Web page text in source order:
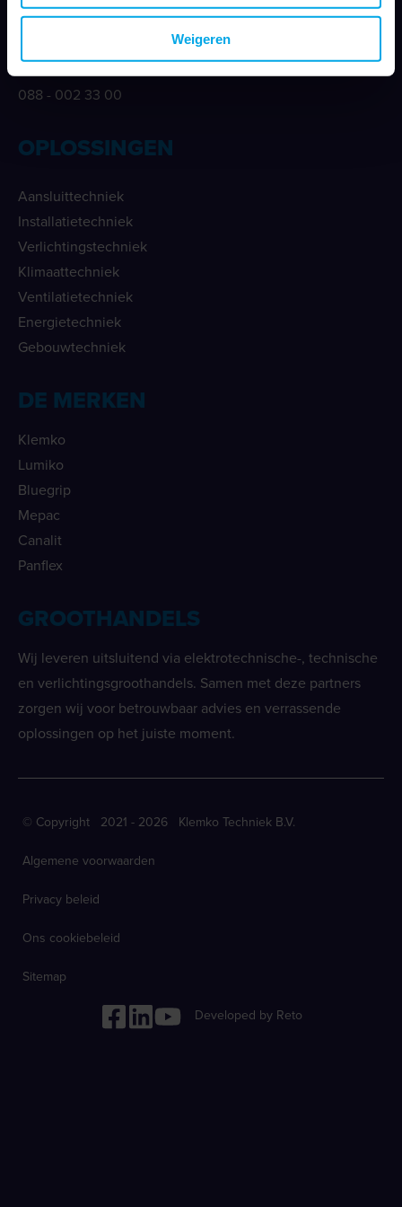
Weigeren
info@klemko.nl
088 - 002 33 00
OPLOSSINGEN
Aansluittechniek
Installatietechniek
Verlichtingstechniek
Klimaattechniek
Ventilatietechniek
Energietechniek
Gebouwtechniek
DE MERKEN
Klemko
Lumiko
Bluegrip
Mepac
Canalit
Panflex
GROOTHANDELS
Wij leveren uitsluitend via elektrotechnische-, technische
en verlichtingsgroothandels. Samen met deze partners
zorgen wij voor betrouwbaar advies en verrassende
oplossingen op het juiste moment.
© Copyright 2021 - 2026 Klemko Techniek B.V.
Algemene voorwaarden
Privacy beleid
Ons cookiebeleid
Sitemap
Developed by Reto